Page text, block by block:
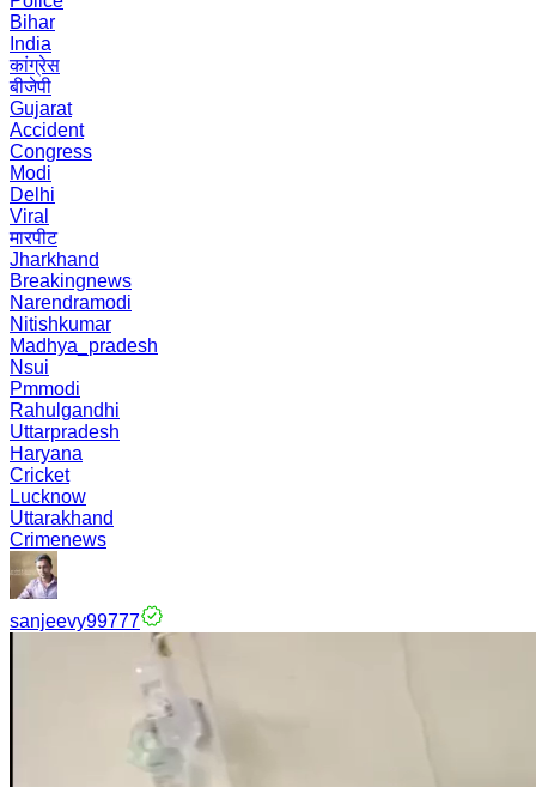
Bihar
India
कांग्रेस
बीजेपी
Gujarat
Accident
Congress
Modi
Delhi
Viral
मारपीट
Jharkhand
Breakingnews
Narendramodi
Nitishkumar
Madhya_pradesh
Nsui
Pmmodi
Rahulgandhi
Uttarpradesh
Haryana
Cricket
Lucknow
Uttarakhand
Crimenews
sanjeevy99777